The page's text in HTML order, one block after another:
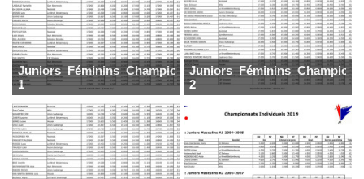
Juniors_Féminins_Champion-
1
Juniors_Féminins_Champion-
2